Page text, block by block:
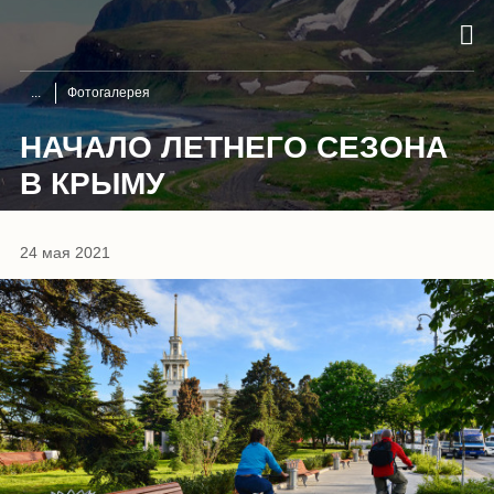
Фотогалерея
НАЧАЛО ЛЕТНЕГО СЕЗОНА
В КРЫМУ
24 мая 2021